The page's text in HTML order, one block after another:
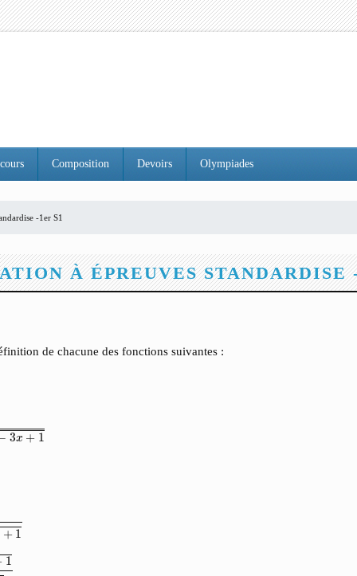
Composition Devoirs Olympiades
-1er S1
À ÉPREUVES STANDARDISE
de chacune des fonctions suivantes :
3x + 1
+ 1
1
x